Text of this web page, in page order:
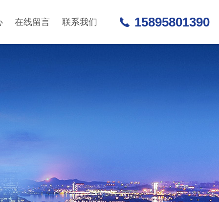
在线留言 联系我们 15895801390